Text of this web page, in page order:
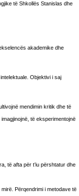
të Shkollës Stanislas dhe
akademike dhe
Objektivi i saj
mendimin kritik dhe të
të eksperimentojnë
të afta për t’iu përshtatur dhe
Përqendrimi i metodave të